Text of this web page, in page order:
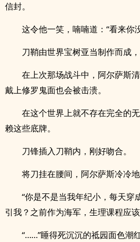
信封。
这令他一笑，喃喃道：“看来你
刀鞘由世界宝树亚当制作而成，
在上次那场战斗中，阿尔萨斯
戴上修罗鬼面也会被击溃。
在这个世界上就不存在完全的
赖这些底牌。
刀锋插入刀鞘内，刚好吻合。
将刀挂在腰间，阿尔萨斯冷冷
“你是不是当我年纪小，每天穿
引我？之前作为海军，生理课程应
“……”睡得死沉沉的祗园面色潮